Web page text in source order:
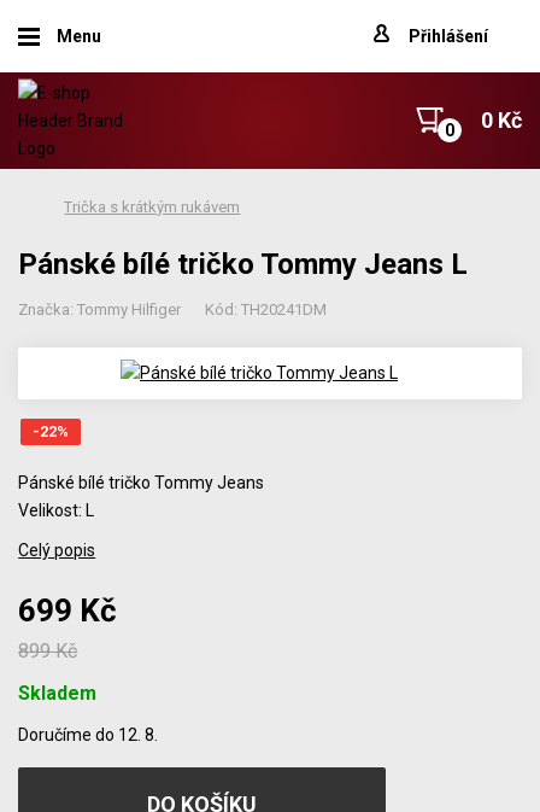
Menu Přihlášení
0 Kč
Trička s krátkým rukávem
Pánské bílé tričko Tommy Jeans L
Značka: Tommy Hilfiger Kód: TH20241DM
-22%
Pánské bílé tričko Tommy Jeans
Velikost: L
Celý popis
699 Kč
899 Kč
Skladem
Doručíme do 12. 8.